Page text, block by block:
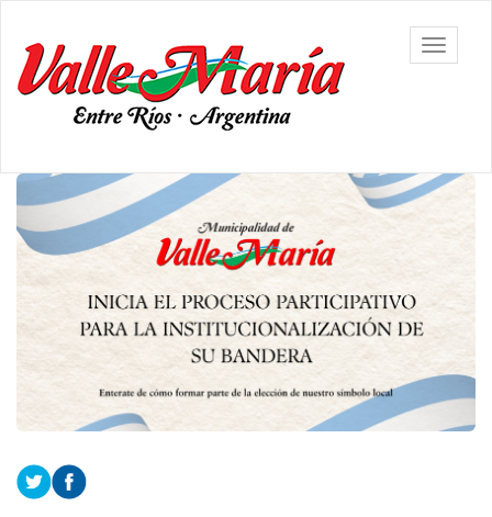
contenido
principal
Municipalidad
de Valle
María
barra
Contenido
principal